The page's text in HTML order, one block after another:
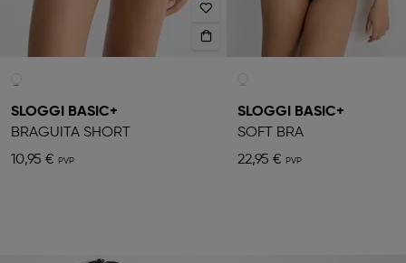
SLOGGI BASIC+
BRAGUITA SHORT
10,95 €
SLOGGI BASIC+
SOFT BRA
22,95 €